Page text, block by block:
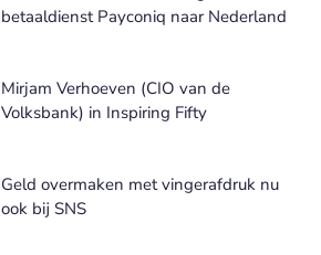
betaaldienst Payconiq naar Nederland
Mirjam Verhoeven (CIO van de
Volksbank) in Inspiring Fifty
Geld overmaken met vingerafdruk nu
ook bij SNS